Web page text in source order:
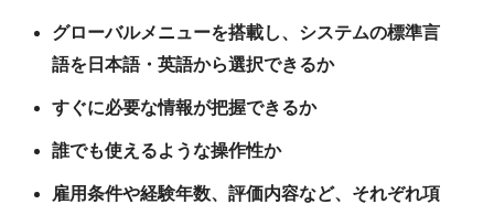
グローバルメニューを搭載し、システムの標準言
語を日本語・英語から選択できるか
すぐに必要な情報が把握できるか
誰でも使えるような操作性か
雇用条件や経験年数、評価内容など、それぞれ項